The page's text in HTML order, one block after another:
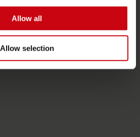
Allow all
Allow selection